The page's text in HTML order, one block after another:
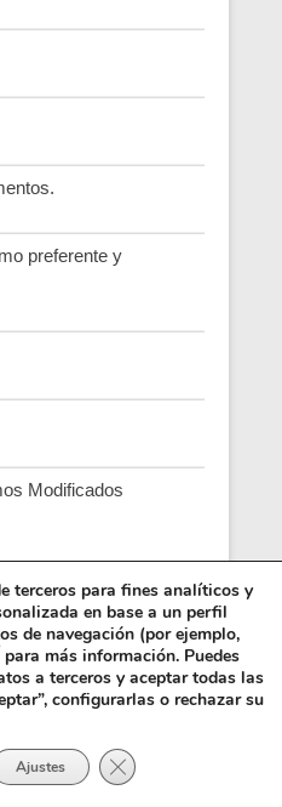
preferente y
Modificados
Oficial de la
terceros para fines analíticos y
en base a un perfil
de navegación (por ejemplo,
más información. Puedes
a terceros y aceptar todas las
configurarlas o rechazar su
Ajustes Cerrar el banner de